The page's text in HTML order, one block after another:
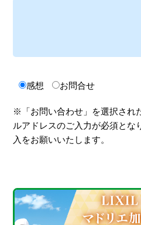
感想 お問合せ
※「お問い合わせ」を選択され
ルアドレスのご入力が必須とな
入をお願いいたします。